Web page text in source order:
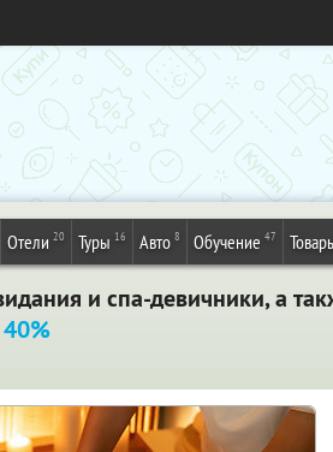
Отели 20 Туры 16 Авто 8 Обучение 47
и спа-девичники, а